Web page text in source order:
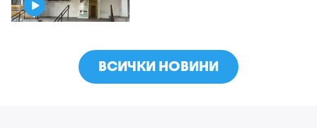
ВСИЧКИ НОВИНИ